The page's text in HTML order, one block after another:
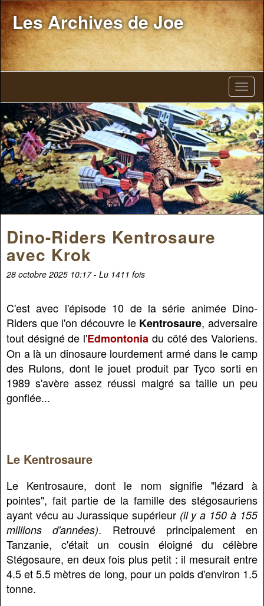
Les Archives de Joe
Dino-Riders Kentrosaure
avec Krok
28 octobre 2025 10:17 - Lu 1411 fois
C'est avec l'épisode 10 de la série animée Dino-
Riders que l'on découvre le Kentrosaure, adversaire
tout désigné de l'Edmontonia du côté des Valoriens.
On a là un dinosaure lourdement armé dans le camp
des Rulons, dont le jouet produit par Tyco sorti en
1989 s'avère assez réussi malgré sa taille un peu
gonflée...
Le Kentrosaure
Le Kentrosaure, dont le nom signifie "lézard à
pointes", fait partie de la famille des stégosauriens
ayant vécu au Jurassique supérieur (il y a 150 à 155
millions d'années). Retrouvé principalement en
Tanzanie, c'était un cousin éloigné du célèbre
Stégosaure, en deux fois plus petit : il mesurait entre
4.5 et 5.5 mètres de long, pour un poids d'environ 1.5
tonne.